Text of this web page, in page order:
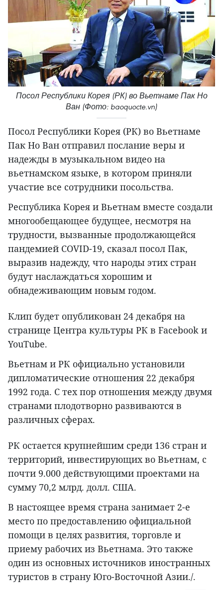
Посол Республики Корея (РК) во Вьетнаме Пак Но
Ван (Фото: baoquocte.vn)
Посол Республики Корея (РК) во Вьетнаме
Пак Но Ван отправил послание веры и
надежды в музыкальном видео на
вьетнамском языке, в котором приняли
участие все сотрудники посольства.
Республика Корея и Вьетнам вместе создали
многообещающее будущее, несмотря на
трудности, вызванные продолжающейся
пандемией COVID-19, сказал посол Пак,
выразив надежду, что народы этих стран
будут наслаждаться хорошим и
обнадеживающим новым годом.
Клип будет опубликован 24 декабря на
странице Центра культуры РК в Facebook и
YouTube.
Вьетнам и РК официально установили
дипломатические отношения 22 декабря
1992 года. С тех пор отношения между двумя
странами плодотворно развиваются в
различных сферах.
РК остается крупнейшим среди 136 стран и
территорий, инвестирующих во Вьетнам, с
почти 9.000 действующими проектами на
сумму 70,2 млрд. долл. США.
В настоящее время страна занимает 2-е
место по предоставлению официальной
помощи в целях развития, торговле и
приему рабочих из Вьетнама. Это также
один из основных источников иностранных
туристов в страну Юго-Восточной Азии./.